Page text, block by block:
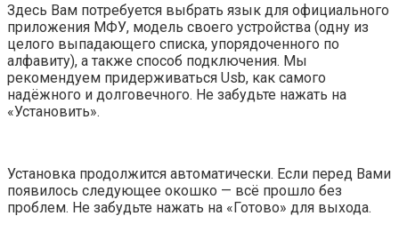
Здесь Вам потребуется выбрать язык для официального
приложения МФУ, модель своего устройства (одну из
целого выпадающего списка, упорядоченного по
алфавиту), а также способ подключения. Мы
рекомендуем придерживаться Usb, как самого
надёжного и долговечного. Не забудьте нажать на
«Установить».
Установка продолжится автоматически. Если перед Вами
появилось следующее окошко — всё прошло без
проблем. Не забудьте нажать на «Готово» для выхода.